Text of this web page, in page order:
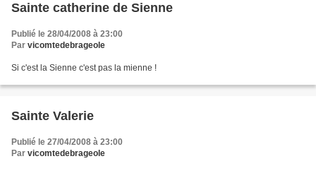
Sainte catherine de Sienne
Publié le 28/04/2008 à 23:00
Par vicomtedebrageole
Si c'est la Sienne c'est pas la mienne !
Sainte Valerie
Publié le 27/04/2008 à 23:00
Par vicomtedebrageole